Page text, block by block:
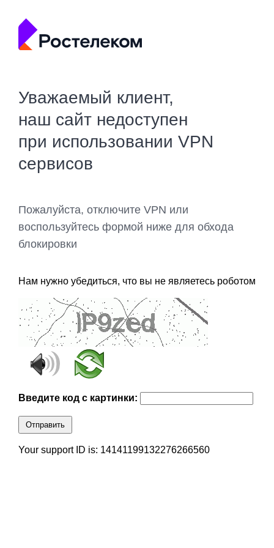
Уважаемый клиент,
наш сайт недоступен
при использовании VPN
сервисов
Пожалуйста, отключите VPN или
воспользуйтесь формой ниже для обхода
блокировки
Нам нужно убедиться, что вы не являетесь роботом
Введите код с картинки:
Отправить
Your support ID is: 14141199132276266560